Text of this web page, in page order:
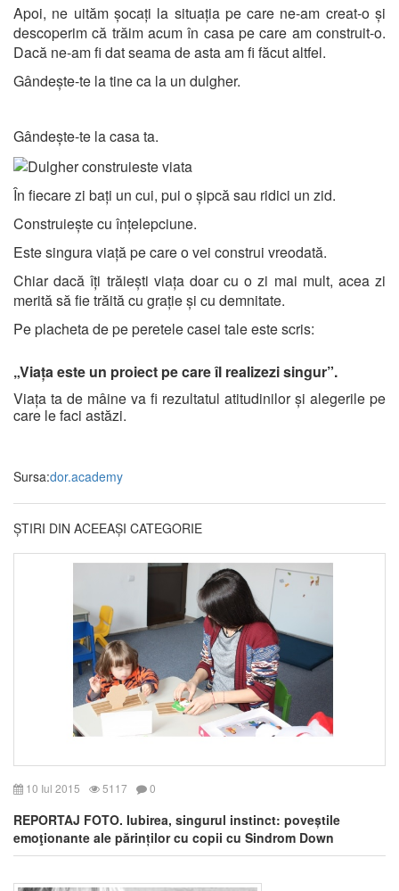
Apoi, ne uităm șocați la situația pe care ne-am creat-o și
descoperim că trăim acum în casa pe care am construit-o.
Dacă ne-am fi dat seama de asta am fi făcut altfel.
Gândește-te la tine ca la un dulgher.
Gândește-te la casa ta.
În fiecare zi bați un cui, pui o șipcă sau ridici un zid.
Construiește cu înțelepciune.
Este singura viață pe care o vei construi vreodată.
Chiar dacă îți trăiești viața doar cu o zi mai mult, acea zi
merită să fie trăită cu grație și cu demnitate.
Pe placheta de pe peretele casei tale este scris:
„Viața este un proiect pe care îl realizezi singur”.
Viața ta de mâine va fi rezultatul atitudinilor și alegerile pe
care le faci astăzi.
Sursa:dor.academy
ȘTIRI DIN ACEEAȘI CATEGORIE
10 Iul 2015 5117 0
REPORTAJ FOTO. Iubirea, singurul instinct: poveștile
emoţionante ale părinților cu copii cu Sindrom Down